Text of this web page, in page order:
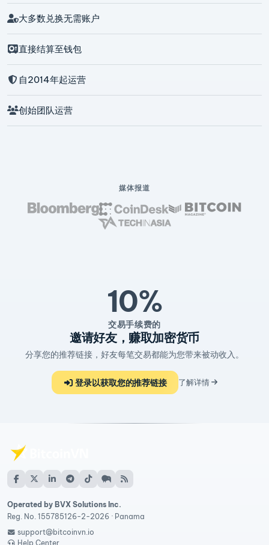
大多数兑换无需账户
直接结算至钱包
自2014年起运营
创始团队运营
媒体报道
10%
交易手续费的
邀请好友，赚取加密货币
分享您的推荐链接，好友每笔交易都能为您带来被动收入。
登录以获取您的推荐链接 了解详情
Operated by BVX Solutions Inc.
Reg. No. 155785126-2-2026 · Panama
support@bitcoinvn.io
Help Center